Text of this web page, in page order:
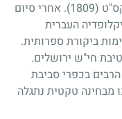
(1809)
. אחרי סיום
העברית
ביקורת ספרותית.
חי"ש ירושלים.
הרבים בכפרי סביבת
מבחינה טקטית נתגלה